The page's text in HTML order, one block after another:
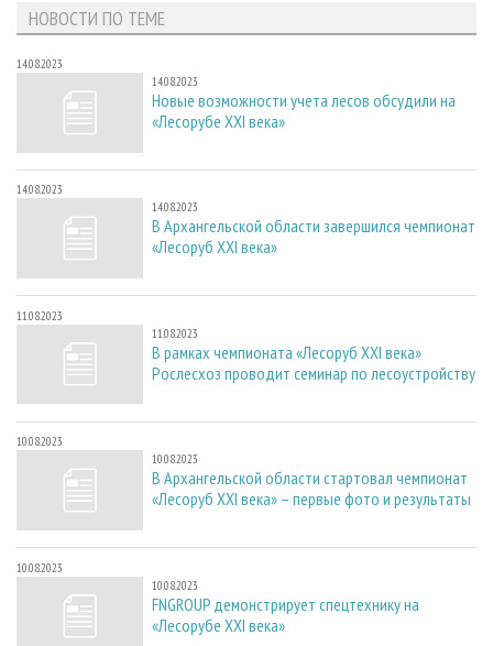
НОВОСТИ ПО ТЕМЕ
14.08.2023
14.08.2023
Новые возможности учета лесов обсудили на
«Лесорубе XXI века»
14.08.2023
14.08.2023
В Архангельской области завершился чемпионат
«Лесоруб XXI века»
11.08.2023
11.08.2023
В рамках чемпионата «Лесоруб XXI века»
Рослесхоз проводит семинар по лесоустройству
10.08.2023
10.08.2023
В Архангельской области стартовал чемпионат
«Лесоруб XXI века» – первые фото и результаты
10.08.2023
10.08.2023
FNGROUP демонстрирует спецтехнику на
«Лесорубе XXI века»